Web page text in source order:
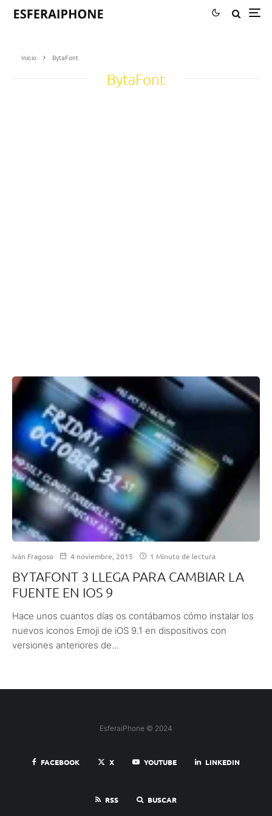
Inicio BytaFont
BytaFont
Iván Fragoso 4 noviembre, 2015 1 Minuto de lectura
BYTAFONT 3 LLEGA PARA CAMBIAR LA
FUENTE EN IOS 9
Hace unos cuantos días os contábamos cómo instalar los
nuevos iconos Emoji de iOS 9.1 en dispositivos con
versiones anteriores de...
EsferaiPhone © 2024
FACEBOOK X YOUTUBE LINKEDIN
RSS BUSCAR